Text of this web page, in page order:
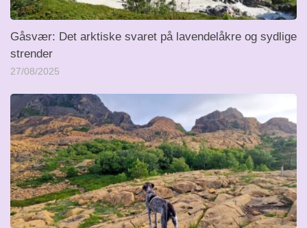
Gåsvær: Det arktiske svaret på lavendelåkre og sydlige
strender
27/08/2025